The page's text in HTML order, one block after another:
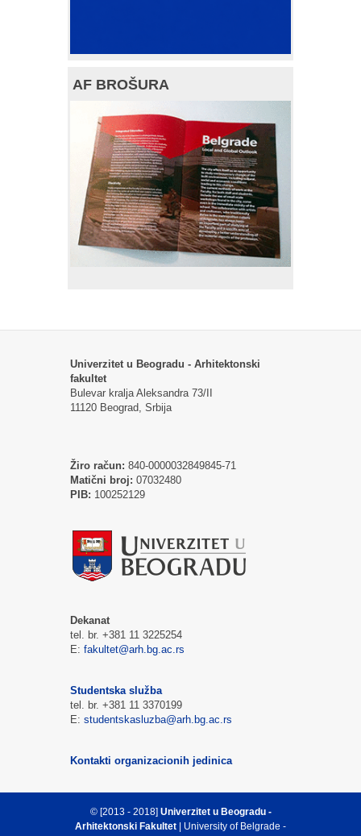
AF BROŠURA
Univerzitet u Beogradu - Arhitektonski
fakultet
Bulevar kralja Aleksandra 73/II
11120 Beograd, Srbija
Žiro račun: 840-0000032849845-71
Matični broj: 07032480
PIB: 100252129
Dekanat
tel. br. +381 11 3225254
E: fakultet@arh.bg.ac.rs
Studentska služba
tel. br. +381 11 3370199
E: studentskasluzba@arh.bg.ac.rs
Kontakti organizacionih jedinica
© [2013 - 2018] Univerzitet u Beogradu -
Arhitektonski Fakultet | University of Belgrade -